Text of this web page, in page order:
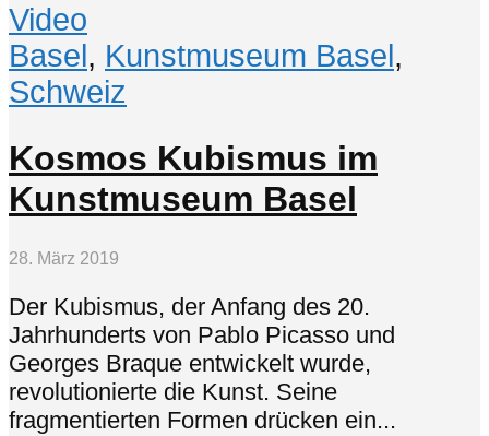
Video
Basel, Kunstmuseum Basel,
Schweiz
Kosmos Kubismus im
Kunstmuseum Basel
28. März 2019
Der Kubismus, der Anfang des 20.
Jahrhunderts von Pablo Picasso und
Georges Braque entwickelt wurde,
revolutionierte die Kunst. Seine
fragmentierten Formen drücken ein...